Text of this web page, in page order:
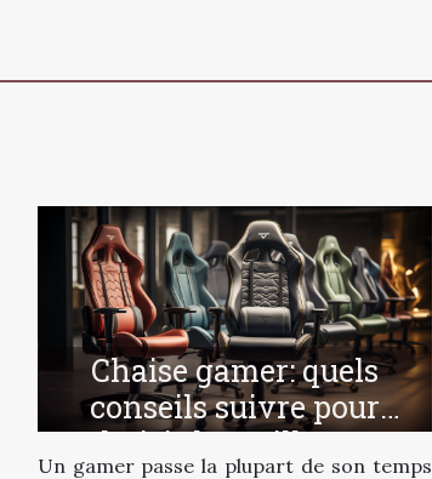
Chaise gamer: quels
conseils suivre pour
choisir la meilleure ?
Un gamer passe la plupart de son temps